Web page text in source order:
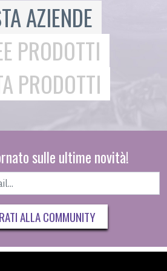
AZIENDE
PRODOTTI
PRODOTTI
sulle ultime novità!
ALLA COMMUNITY